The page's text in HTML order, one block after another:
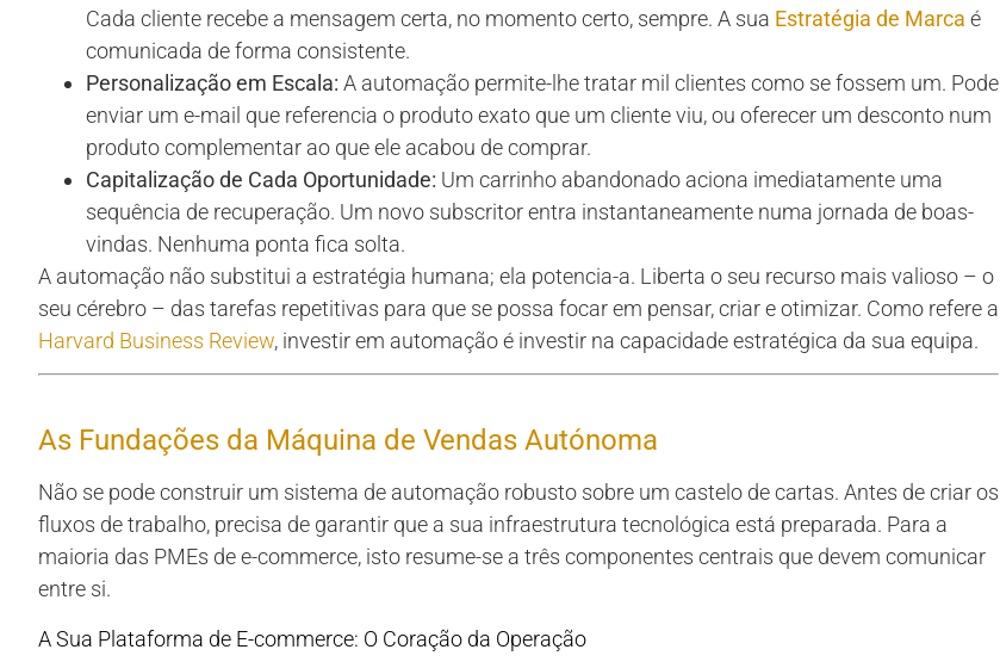
Cada cliente recebe a mensagem certa, no momento certo, sempre. A sua Estratégia de Marca é
comunicada de forma consistente.
Personalização em Escala: A automação permite-lhe tratar mil clientes como se fossem um. Pode
enviar um e-mail que referencia o produto exato que um cliente viu, ou oferecer um desconto num
produto complementar ao que ele acabou de comprar.
Capitalização de Cada Oportunidade: Um carrinho abandonado aciona imediatamente uma
sequência de recuperação. Um novo subscritor entra instantaneamente numa jornada de boas-
vindas. Nenhuma ponta fica solta.
A automação não substitui a estratégia humana; ela potencia-a. Liberta o seu recurso mais valioso – o
seu cérebro – das tarefas repetitivas para que se possa focar em pensar, criar e otimizar. Como refere a
Harvard Business Review, investir em automação é investir na capacidade estratégica da sua equipa.
As Fundações da Máquina de Vendas Autónoma
Não se pode construir um sistema de automação robusto sobre um castelo de cartas. Antes de criar os
fluxos de trabalho, precisa de garantir que a sua infraestrutura tecnológica está preparada. Para a
maioria das PMEs de e-commerce, isto resume-se a três componentes centrais que devem comunicar
entre si.
A Sua Plataforma de E-commerce: O Coração da Operação